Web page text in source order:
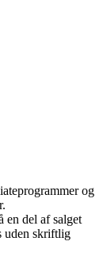
og
del af salget
uden skriftlig